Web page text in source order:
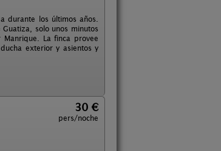
durante los últimos años.
solo unos minutos
La finca provee
exterior y asientos y
30 €
pers/noche